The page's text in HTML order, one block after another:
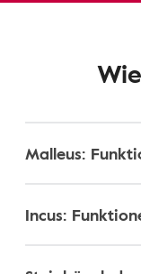
Malleus:
Incus: